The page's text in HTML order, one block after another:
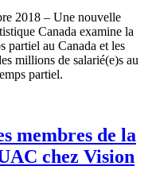
2018 – Une nouvelle
Canada examine la
partiel au Canada et les
millions de salarié(e)s au
partiel.
membres de la
chez Vision